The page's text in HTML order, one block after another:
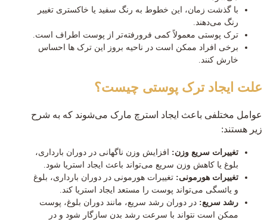
با گذشت زمان، این خطوط به رنگ سفید یا خاکستری تغییر
رنگ می‌دهند.
ترک پوستی معمولاً کمی فرورفته‌تر از پوست اطراف است.
برخی افراد ممکن است در ناحیه بروز این ترک ها احساس
خارش کنند.
علت ایجاد ترک پوستی چیست؟
عوامل مختلفی باعث ایجاد استرچ مارک می‌شوند که به شرح
زیر هستند:
تغییرات سریع وزن: افزایش وزن ناگهانی در دوران بارداری،
بلوغ یا کاهش وزن سریع می‌تواند باعث ایجاد استریا شود.
تغییرات هورمونی: تغییرات هورمونی در دوران بارداری، بلوغ
و یائسگی می‌تواند پوست را مستعد ایجاد استریا کند.
رشد سریع: در دوران رشد سریع، مانند دوران بلوغ، پوست
ممکن است نتواند با سرعت رشد بدن سازگار شود و در